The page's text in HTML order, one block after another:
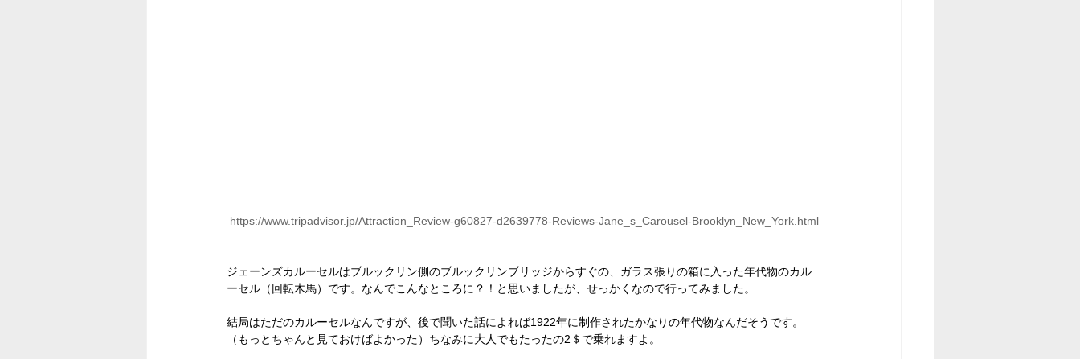
https://www.tripadvisor.jp/Attraction_Review-g60827-d2639778-Reviews-Jane_s_Carousel-Brooklyn_New_York.html
ジェーンズカルーセルはブルックリン側のブルックリンブリッジからすぐの、ガラス張りの箱に入った年代物のカル
ーセル（回転木馬）です。なんでこんなところに？！と思いましたが、せっかくなので行ってみました。
結局はただのカルーセルなんですが、後で聞いた話によれば1922年に制作されたかなりの年代物なんだそうです。
（もっとちゃんと見ておけばよかった）ちなみに大人でもたったの2＄で乗れますよ。